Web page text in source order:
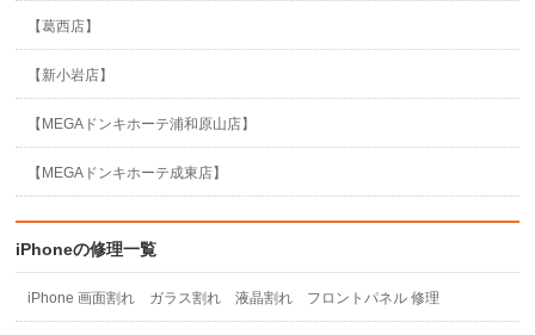
【葛西店】
【新小岩店】
【MEGAドンキホーテ浦和原山店】
【MEGAドンキホーテ成東店】
iPhoneの修理一覧
iPhone 画面割れ ガラス割れ 液晶割れ フロントパネル 修理